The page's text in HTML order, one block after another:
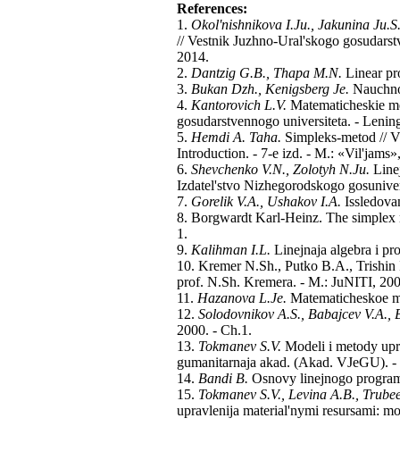
References:
1. Okol'nishnikova I.Ju., Jakunina
// Vestnik Juzhno-Ural'skogo
2014.
2. Dantzig G.B., Thapa M.N. Linear
3. Bukan Dzh., Kenigsberg Je.
4. Kantorovich L.V. Matematicheskie
gosudarstvennogo universiteta. -
5. Hemdi A. Taha. Simpleks-metod //
Introduction. - 7-e izd. - M.:
6. Shevchenko V.N., Zolotyh N.Ju.
Izdatel'stvo Nizhegorodskogo
7. Gorelik V.A., Ushakov I.A.
8. Borgwardt Karl-Heinz. The simplex
1.
9. Kalihman I.L. Linejnaja algebra i
10. Kremer N.Sh., Putko B.A.,
prof. N.Sh. Kremera. - M.: JuNITI,
11. Hazanova L.Je. Matematicheskoe
12. Solodovnikov A.S., Babajcev V.A.,
2000. - Ch.1.
13. Tokmanev S.V. Modeli i metody
gumanitarnaja akad. (Akad. VJeGU).
14. Bandi B. Osnovy linejnogo
15. Tokmanev S.V., Levina A.B.,
upravlenija material'nymi resursami: